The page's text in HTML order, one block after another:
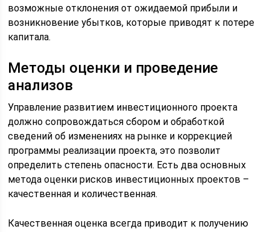
возможные отклонения от ожидаемой прибыли и
возникновение убытков, которые приводят к потере
капитала.
Методы оценки и проведение
анализов
Управление развитием инвестиционного проекта
должно сопровождаться сбором и обработкой
сведений об изменениях на рынке и коррекцией
программы реализации проекта, это позволит
определить степень опасности. Есть два основных
метода оценки рисков инвестиционных проектов –
качественная и количественная.
Качественная оценка всегда приводит к получению